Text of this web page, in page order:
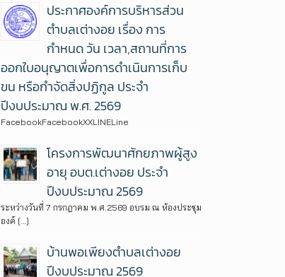
ประกาศองค์การบริหารส่วน
ตำบลเต่างอย เรื่อง การ
กำหนด วัน เวลา,สถานที่การ
ออกใบอนุญาตเพื่อการดำเนินการเก็บ
ขน หรือกำจัดสิ่งปฏิกูล ประจำ
ปีงบประมาณ พ.ศ. 2569
FacebookFacebookXXLINELine
โครงการพัฒนาศักยภาพผู้สูง
อายุ อบต.เต่างอย ประจำ
ปีงบประมาณ 2569
ระหว่างวันที่ 7 กรกฎาคม พ.ศ.2569 อบรม ณ ห้องประชุม
องค์ […]
บ้านพอเพียงตำบลเต่างอย
ปีงบประมาณ 2569